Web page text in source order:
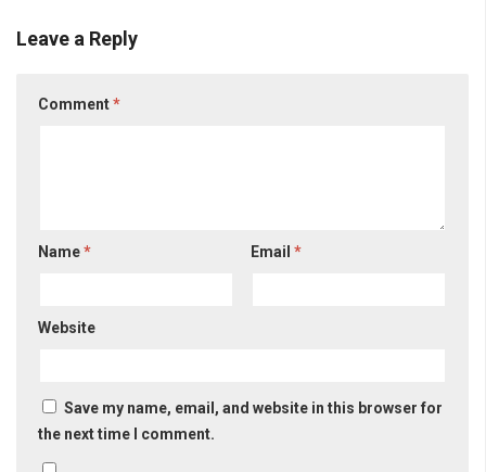
Leave a Reply
Comment*
Name* Email*
Website
Save my name, email, and website in this browser for
the next time I comment.